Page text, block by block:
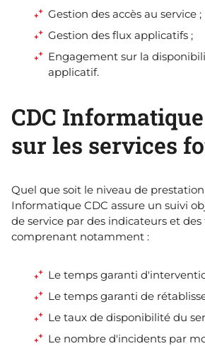
Gestion des accès au service ;
Gestion des flux applicatifs ;
Engagement sur la
applicatif.
CDC
sur les services
Quel que soit le niveau de
Informatique CDC assure un suivi
de service par des indicateurs et
comprenant notamment :
Le temps garanti
Le temps garanti de
Le taux de disponibilité du
Le nombre d'incidents par